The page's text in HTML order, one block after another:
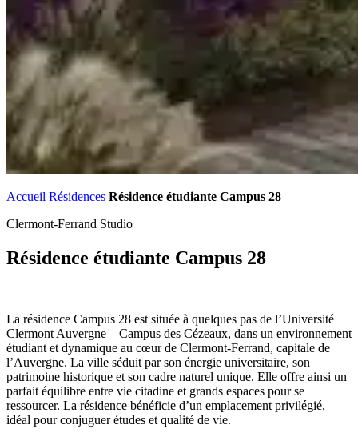
Accueil Résidences Résidence étudiante Campus 28
Clermont-Ferrand Studio
Résidence étudiante Campus 28
La résidence Campus 28 est située à quelques pas de l’Université
Clermont Auvergne – Campus des Cézeaux, dans un environnement
étudiant et dynamique au cœur de Clermont-Ferrand, capitale de
l’Auvergne. La ville séduit par son énergie universitaire, son
patrimoine historique et son cadre naturel unique. Elle offre ainsi un
parfait équilibre entre vie citadine et grands espaces pour se
ressourcer. La résidence bénéficie d’un emplacement privilégié,
idéal pour conjuguer études et qualité de vie.